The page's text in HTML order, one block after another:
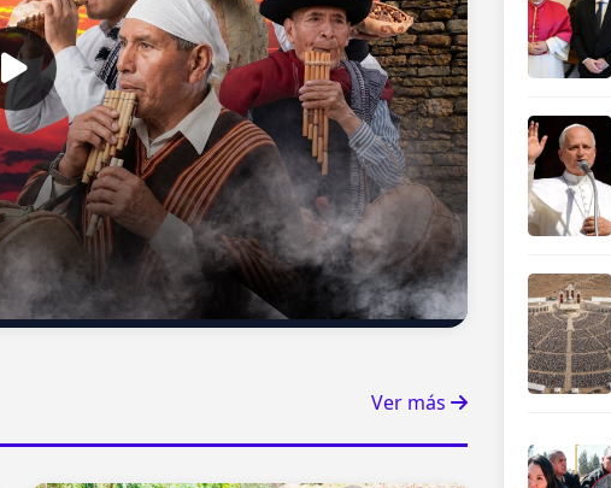
Ver más